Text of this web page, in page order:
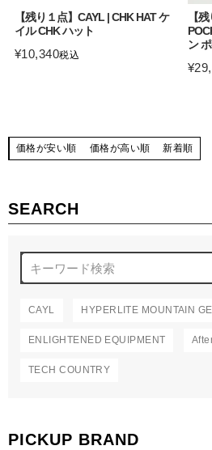
SEARCH
CAYL HYPERLITE MOUNTAIN
ENLIGHTENED EQUIPMENT
TECH COUNTRY
PICKUP BRAND
【残り１点】CAYL | CHK HAT ケ
イル CHK ハット
¥10,340税込
【
ン
¥
価格が安い順 価格が高い順 新着順